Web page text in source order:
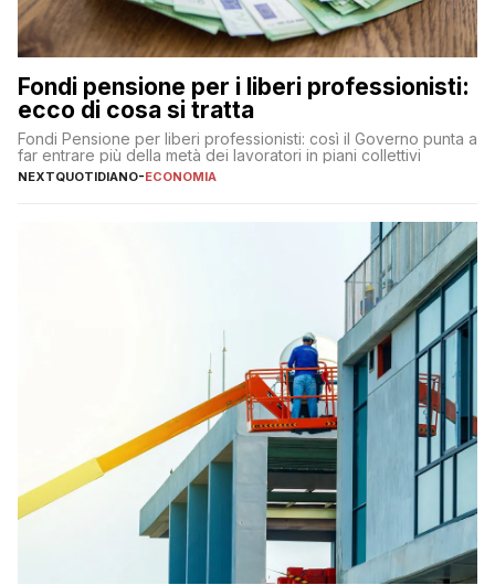
Fondi pensione per i liberi professionisti:
ecco di cosa si tratta
Fondi Pensione per liberi professionisti: così il Governo punta a
far entrare più della metà dei lavoratori in piani collettivi
NEXTQUOTIDIANO-ECONOMIA